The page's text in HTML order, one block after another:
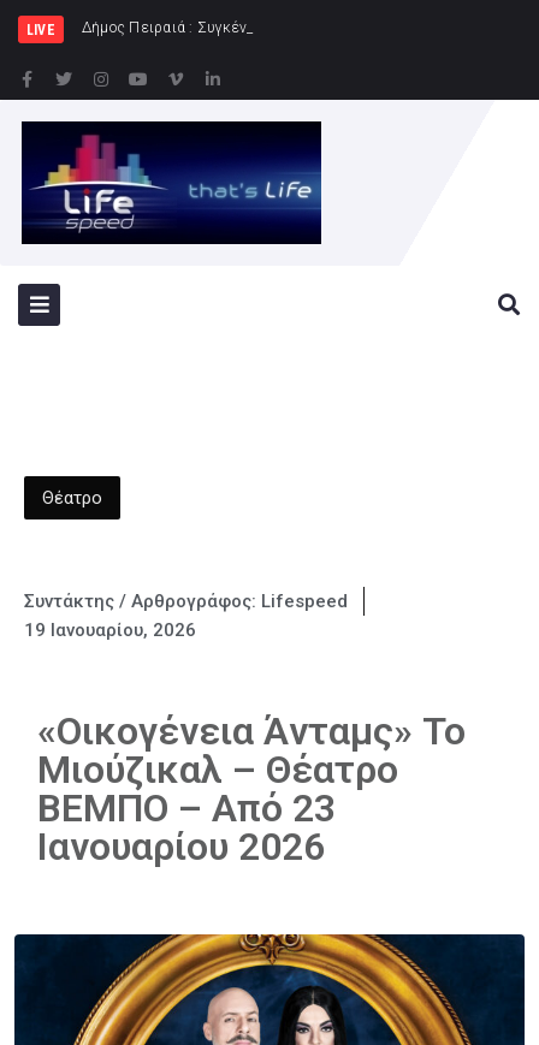
LIVE Δήμος Πειραιά : Συγκέντρωση ειδών διατροφής για
Θέατρο
Συντάκτης / Αρθρογράφος: Lifespeed
19 Ιανουαρίου, 2026
«Οικογένεια Άνταμς» Το
Μιούζικαλ – Θέατρο
ΒΕΜΠΟ – Από 23
Ιανουαρίου 2026